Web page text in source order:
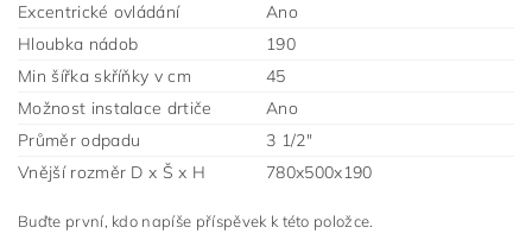
Excentrické ovládání
Ano
Hloubka nádob
190
Min šířka skříňky v cm
45
Možnost instalace drtiče
Ano
Průměr odpadu
3 1/2"
Vnější rozměr D x Š x H
780x500x190
Buďte první, kdo napíše příspěvek k této položce.